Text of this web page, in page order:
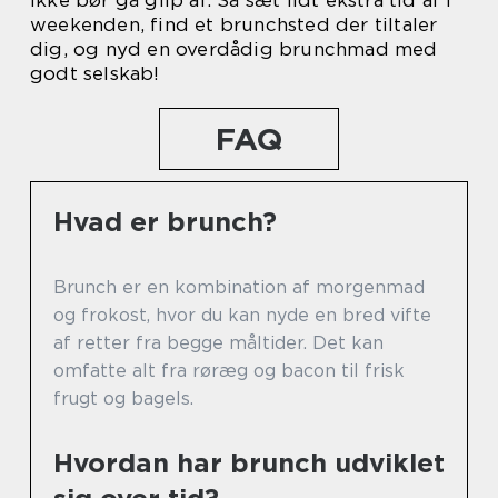
weekenden, find et brunchsted der tiltaler
dig, og nyd en overdådig brunchmad med
godt selskab!
FAQ
Hvad er brunch?
Brunch er en kombination af morgenmad
og frokost, hvor du kan nyde en bred vifte
af retter fra begge måltider. Det kan
omfatte alt fra røræg og bacon til frisk
frugt og bagels.
Hvordan har brunch udviklet